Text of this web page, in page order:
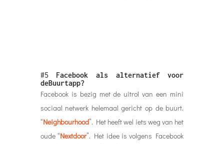
#5Facebook als alternatief voor
deBuurtapp?
Facebook is bezig met de uitrol van een mini
sociaal netwerk helemaal gericht op de buurt.
“Neighbourhood”. Het heeft wel iets weg van het
oude “Nextdoor”. Het idee is volgens Facebook